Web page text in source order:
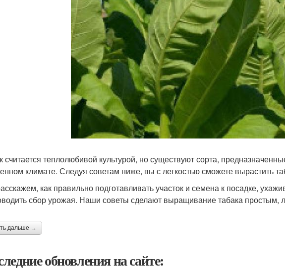
считается теплолюбивой культурой, но существуют сорта,
климате. Следуя советам ниже, вы с легкостью сможете вырастить
как правильно подготавливать участок и семена к посадке,
сбор урожая. Наши советы сделают выращивание табака простым,
дальше →
обновления на сайте: